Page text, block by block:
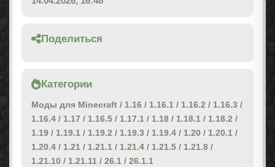
Поделиться
Категории
Моды для Minecraft / 1.16 / 1.16.1 / 1.16.2 / 1.16.3 /
1.16.4 / 1.17 / 1.16.5 / 1.17.1 / 1.18 / 1.18.1 / 1.18.2 /
1.19 / 1.19.1 / 1.19.2 / 1.19.3 / 1.19.4 / 1.20 / 1.20.1 /
1.20.4 / 1.21 / 1.21.1 / 1.21.4 / 1.21.5 / 1.21.8 /
1.21.10 / 1.21.11 / 26.1 / 26.1.1